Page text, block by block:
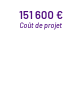
151 600 €
Coût de projet